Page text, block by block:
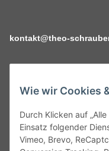
Wie wir Cookies
Durch Klicken auf
Einsatz folgender
Vimeo, Brevo,
kontakt@theo-
Service